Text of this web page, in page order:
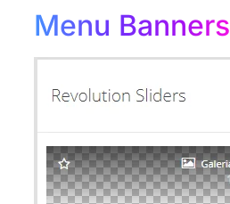
Menu Banners